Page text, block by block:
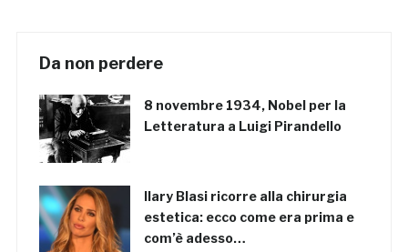
Da non perdere
8 novembre 1934, Nobel per la
Letteratura a Luigi Pirandello
Ilary Blasi ricorre alla chirurgia
estetica: ecco come era prima e
com’è adesso…